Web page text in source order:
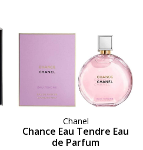
Chanel
Chance Eau Tendre Eau
de Parfum